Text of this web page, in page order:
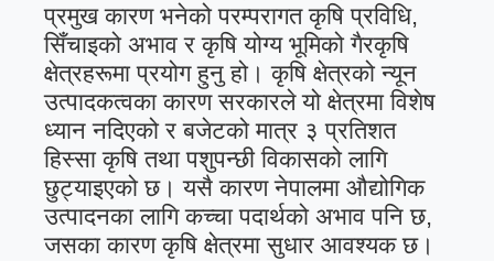
प्रमुख कारण भनेको परम्परागत कृषि प्रविधि,
सिँचाइको अभाव र कृषि योग्य भूमिको गैरकृषि
क्षेत्रहरूमा प्रयोग हुनु हो। कृषि क्षेत्रको न्यून
उत्पादकत्वका कारण सरकारले यो क्षेत्रमा विशेष
ध्यान नदिएको र बजेटको मात्र ३ प्रतिशत
हिस्सा कृषि तथा पशुपन्छी विकासको लागि
छुट्याइएको छ। यसै कारण नेपालमा औद्योगिक
उत्पादनका लागि कच्चा पदार्थको अभाव पनि छ,
जसका कारण कृषि क्षेत्रमा सुधार आवश्यक छ।